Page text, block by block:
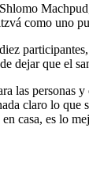
como uno
dejar que el
las personas
claro lo que
casa, es lo